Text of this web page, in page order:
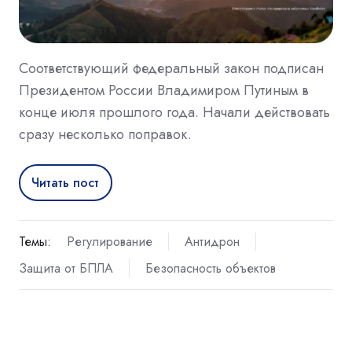
Соответствующий федеральный закон подписан
Президентом России Владимиром Путиным в
конце июля прошлого года. Начали действовать
сразу несколько поправок.
Читать пост
Темы: Регулирование
Антидрон
Защита от БПЛА
Безопасность объектов